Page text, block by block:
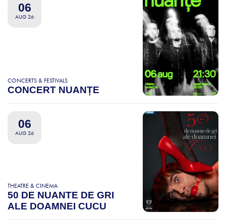
06
AUG 26
CONCERTS & FESTIVALS
CONCERT NUANȚE
06
AUG 26
THEATRE & CINEMA
50 DE NUANTE DE GRI
ALE DOAMNEI CUCU